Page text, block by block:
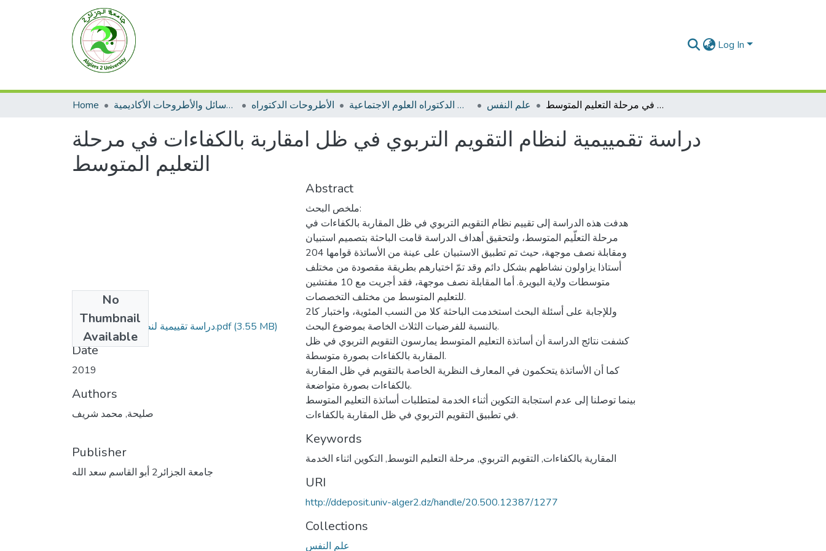
Log In
Home الرسائل والأطروحات الأكاديمية الأطروحات الدكتوراه الأطروحات الدكتوراه العلوم الاجتماعية علم النفس دراسة تقمييمية لنظام التقويم التربوي في ظل امقاربة بالكفاءات في مرحلة التعليم المتوسط
دراسة تقمييمية لنظام التقويم التربوي في ظل امقاربة بالكفاءات في مرحلة
التعليم المتوسط
No
Thumbnail
Available
دراسة تقييمية لنظام التقويم التربوي.pdf(3.55 MB)
Date
2019
Authors
صليحة, محمد شريف
Publisher
جامعة الجزائر2 أبو القاسم سعد الله
Abstract
ملخص البحث:
هدفت هذه الدراسة إلى تقييم نظام التقويم التربوي في ظل المقاربة بالكفاءات في
مرحلة التعلّيم المتوسط، ولتحقيق أهداف الدراسة قامت الباحثة بتصميم استبيان
ومقابلة نصف موجهة، حيث تم تطبيق الاستبيان على عينة من الأساتذة قوامها 204
أستاذا يزاولون نشاطهم بشكل دائم وقد تمّ اختيارهم بطريقة مقصودة من مختلف
متوسطات ولاية البويرة. أما المقابلة نصف موجهة، فقد أجريت مع 10 مفتشين
للتعليم المتوسط من مختلف التخصصات.
وللإجابة على أسئلة البحث استخدمت الباحثة كلا من النسب المئوية، واختبار كا2
بالنسبة للفرضيات الثلاث الخاصة بموضوع البحث.
كشفت نتائج الدراسة أن أساتذة التعليم المتوسط يمارسون التقويم التربوي في ظل
المقاربة بالكفاءات بصورة متوسطة.
كما أن الأساتذة يتحكمون في المعارف النظرية الخاصة بالتقويم في ظل المقاربة
بالكفاءات بصورة متواضعة.
بينما توصلنا إلى عدم استجابة التكوين أثناء الخدمة لمتطلبات أساتذة التعليم المتوسط
في تطبيق التقويم التربوي في ظل المقاربة بالكفاءات.
Keywords
المقارية بالكفاءات, التقويم التربوي, مرحلة التعليم التوسط, التكوين اثناء الخدمة
URI
http://ddeposit.univ-alger2.dz/handle/20.500.12387/1277
Collections
علم النفس